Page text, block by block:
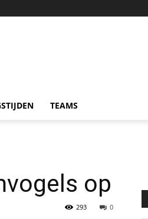
TEAMS
op
0
293